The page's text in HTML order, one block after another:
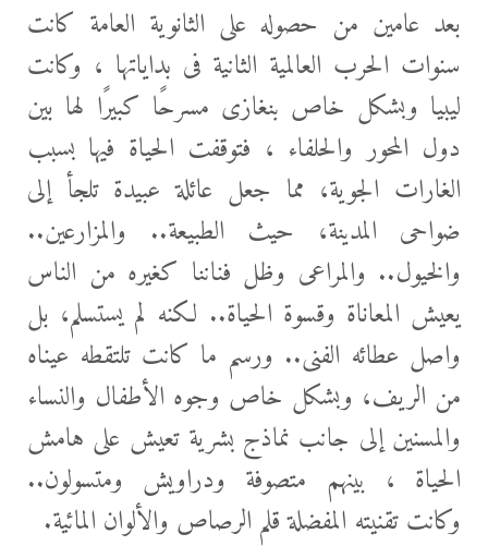
بعد عامين من حصوله على الثانوية العامة كانت
سنوات الحرب العالمية الثانية فى بداياتها ، وكانت
ليبيا وبشكل خاص بنغازى مسرحًا كبيرًا لها بين
دول المحور والحلفاء ، فتوقفت الحياة فيها بسبب
الغارات الجوية، مما جعل عائلة عبيدة تلجأ إلى
ضواحى المدينة، حيث الطبيعة.. والمزارعين..
والخيول.. والمراعى وظل فناننا كغيره من الناس
يعيش المعاناة وقسوة الحياة.. لكنه لم يستسلم، بل
واصل عطائه الفنى.. ورسم ما كانت تلتقطه عيناه
من الريف، وبشكل خاص وجوه الأطفال والنساء
والمسنين إلى جانب نماذج بشرية تعيش على هامش
الحياة ، بينهم متصوفة ودراويش ومتسولون..
وكانت تقنيته المفضلة قلم الرصاص والألوان المائية.